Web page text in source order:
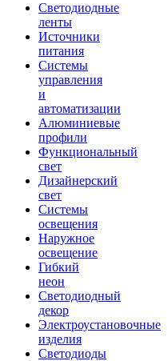
Светодиодные
ленты
Источники
питания
Системы
управления
и
автоматизации
Алюминиевые
профили
Функциональный
свет
Дизайнерский
свет
Системы
освещения
Наружное
освещение
Гибкий
неон
Светодиодный
декор
Электроустановочные
изделия
Светодиоды